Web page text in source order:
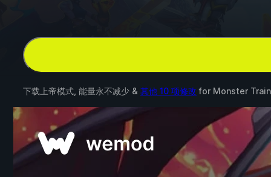
下载上帝模式, 能量永不减少 & 其他 10 项修改 for Monster